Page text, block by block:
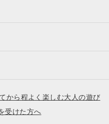
から程よく楽しむ大人の遊び
受けた方へ